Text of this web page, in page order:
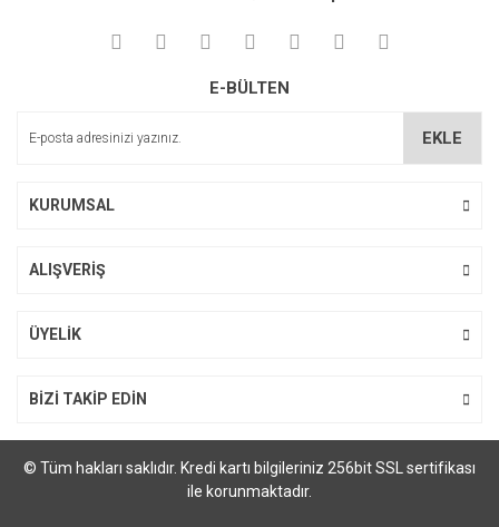
Görüş ve önerileriniz için teşekkür ederiz.
Ürün açıklamasında eksik bilgiler bulunuyor.
E-BÜLTEN
EKLE
KURUMSAL
ALIŞVERİŞ
ÜYELİK
BİZİ TAKİP EDİN
© Tüm hakları saklıdır. Kredi kartı bilgileriniz 256bit SSL sertifikası
ile korunmaktadır.